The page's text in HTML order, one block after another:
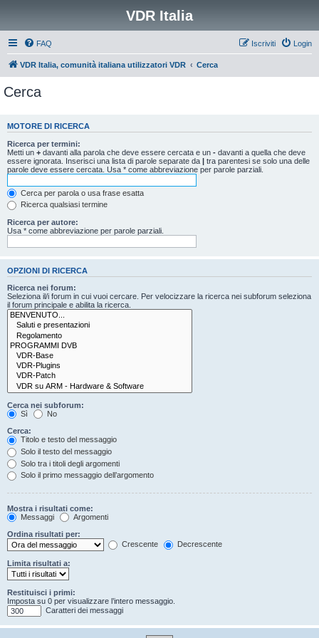
VDR Italia
FAQ Login
Iscriviti
VDR Italia, comunità italiana utilizzatori VDR Cerca
Cerca
MOTORE DI RICERCA
Ricerca per termini:
Metti un + davanti alla parola che deve essere cercata e un - davanti a quella che deve
essere ignorata. Inserisci una lista di parole separate da | tra parentesi se solo una delle
parole deve essere cercata. Usa * come abbreviazione per parole parziali.
Cerca per parola o usa frase esatta
Ricerca qualsiasi termine
Ricerca per autore:
Usa * come abbreviazione per parole parziali.
OPZIONI DI RICERCA
Ricerca nei forum:
Seleziona il/i forum in cui vuoi cercare. Per velocizzare la ricerca nei subforum seleziona
il forum principale e abilita la ricerca.
Cerca nei subforum:
Sì
No
Cerca:
Titolo e testo del messaggio
Solo il testo del messaggio
Solo tra i titoli degli argomenti
Solo il primo messaggio dell’argomento
Mostra i risultati come:
Messaggi
Argomenti
Ordina risultati per:
Crescente
Decrescente
Limita risultati a:
Restituisci i primi:
Imposta su 0 per visualizzare l’intero messaggio.
Caratteri dei messaggi